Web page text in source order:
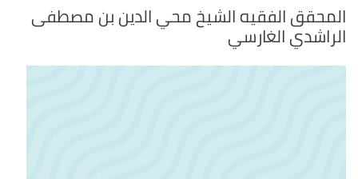
المحقق الفقيه الشيخ محي الدين بن مصطفى
الراشدي الغارسي